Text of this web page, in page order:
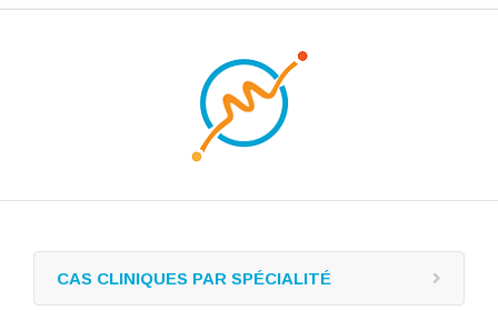
CAS CLINIQUES PAR SPÉCIALITÉ